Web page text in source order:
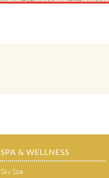
SPA & WELLNESS
Sky Spa